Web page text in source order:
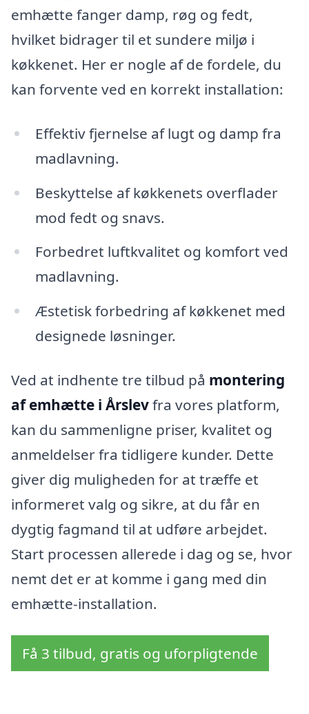
emhætte fanger damp, røg og fedt,
hvilket bidrager til et sundere miljø i
køkkenet. Her er nogle af de fordele, du
kan forvente ved en korrekt installation:
Effektiv fjernelse af lugt og damp fra
madlavning.
Beskyttelse af køkkenets overflader
mod fedt og snavs.
Forbedret luftkvalitet og komfort ved
madlavning.
Æstetisk forbedring af køkkenet med
designede løsninger.
Ved at indhente tre tilbud på montering
af emhætte i Årslevfra vores platform,
kan du sammenligne priser, kvalitet og
anmeldelser fra tidligere kunder. Dette
giver dig muligheden for at træffe et
informeret valg og sikre, at du får en
dygtig fagmand til at udføre arbejdet.
Start processen allerede i dag og se, hvor
nemt det er at komme i gang med din
emhætte-installation.
Få 3 tilbud, gratis og uforpligtende